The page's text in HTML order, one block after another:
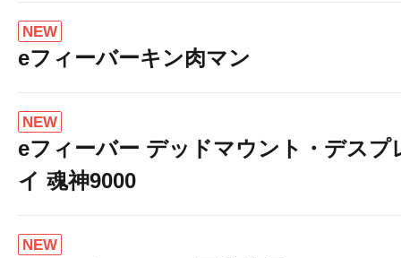
NEW
eフィーバーキン肉マン
NEW
eフィーバー デッドマウント・デスプ
イ 魂神9000
NEW